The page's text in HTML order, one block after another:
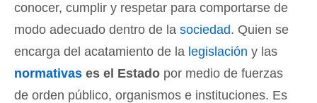
conocer, cumplir y respetar para comportarse de
modo adecuado dentro de la sociedad. Quien se
encarga del acatamiento de la legislación y las
normativas es el Estado por medio de fuerzas
de orden público, organismos e instituciones. Es